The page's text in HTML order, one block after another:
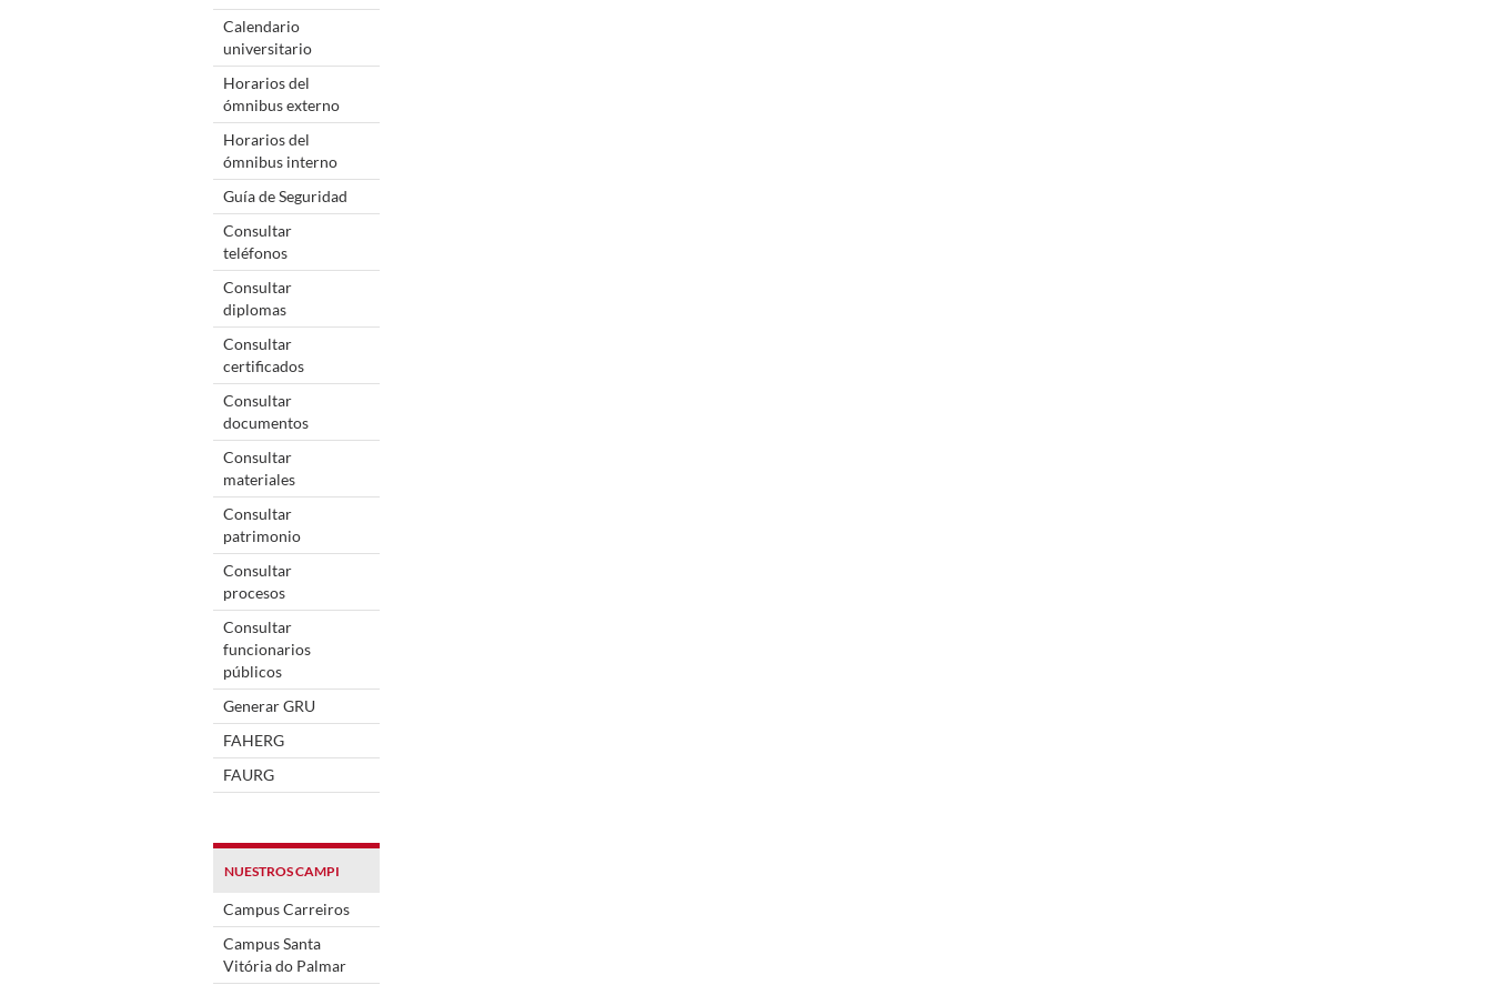
Calendario
universitario
Horarios del
ómnibus externo
Horarios del
ómnibus interno
Guía de Seguridad
Consultar
teléfonos
Consultar
diplomas
Consultar
certificados
Consultar
documentos
Consultar
materiales
Consultar
patrimonio
Consultar
procesos
Consultar
funcionarios
públicos
Generar GRU
FAHERG
FAURG
NUESTROS CAMPI
Campus Carreiros
Campus Santa
Vitória do Palmar